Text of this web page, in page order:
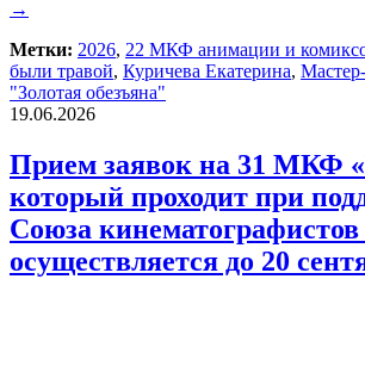
→
Метки: 2026, 22 МКФ анимации и
были травой, Куричева Екатерина,
"Золотая обезъяна"
19.06.2026
Прием заявок на 31 МКФ
который проходит при
Союза кинематографистов
осуществляется до 20